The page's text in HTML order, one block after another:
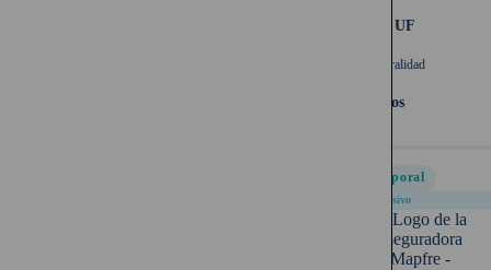
1.500 UF
Temporalidad
10 años
Temporal
Exclusivo